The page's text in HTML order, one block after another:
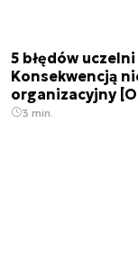
5 błędów
Konsekwencją
organizacyjny
3 min.